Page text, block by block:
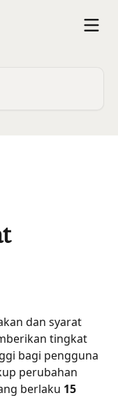
dan syarat
tingkat
bagi pengguna
perubahan
berlaku 15